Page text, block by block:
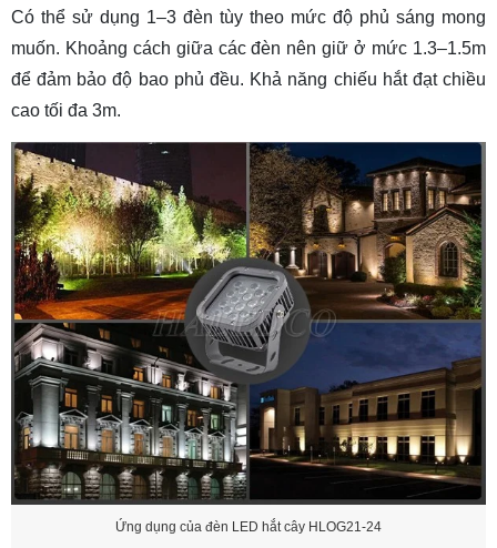
Có thể sử dụng 1–3 đèn tùy theo mức độ phủ sáng mong
muốn. Khoảng cách giữa các đèn nên giữ ở mức 1.3–1.5m
để đảm bảo độ bao phủ đều. Khả năng chiếu hắt đạt chiều
cao tối đa 3m.
Ứng dụng của đèn LED hắt cây HLOG21-24